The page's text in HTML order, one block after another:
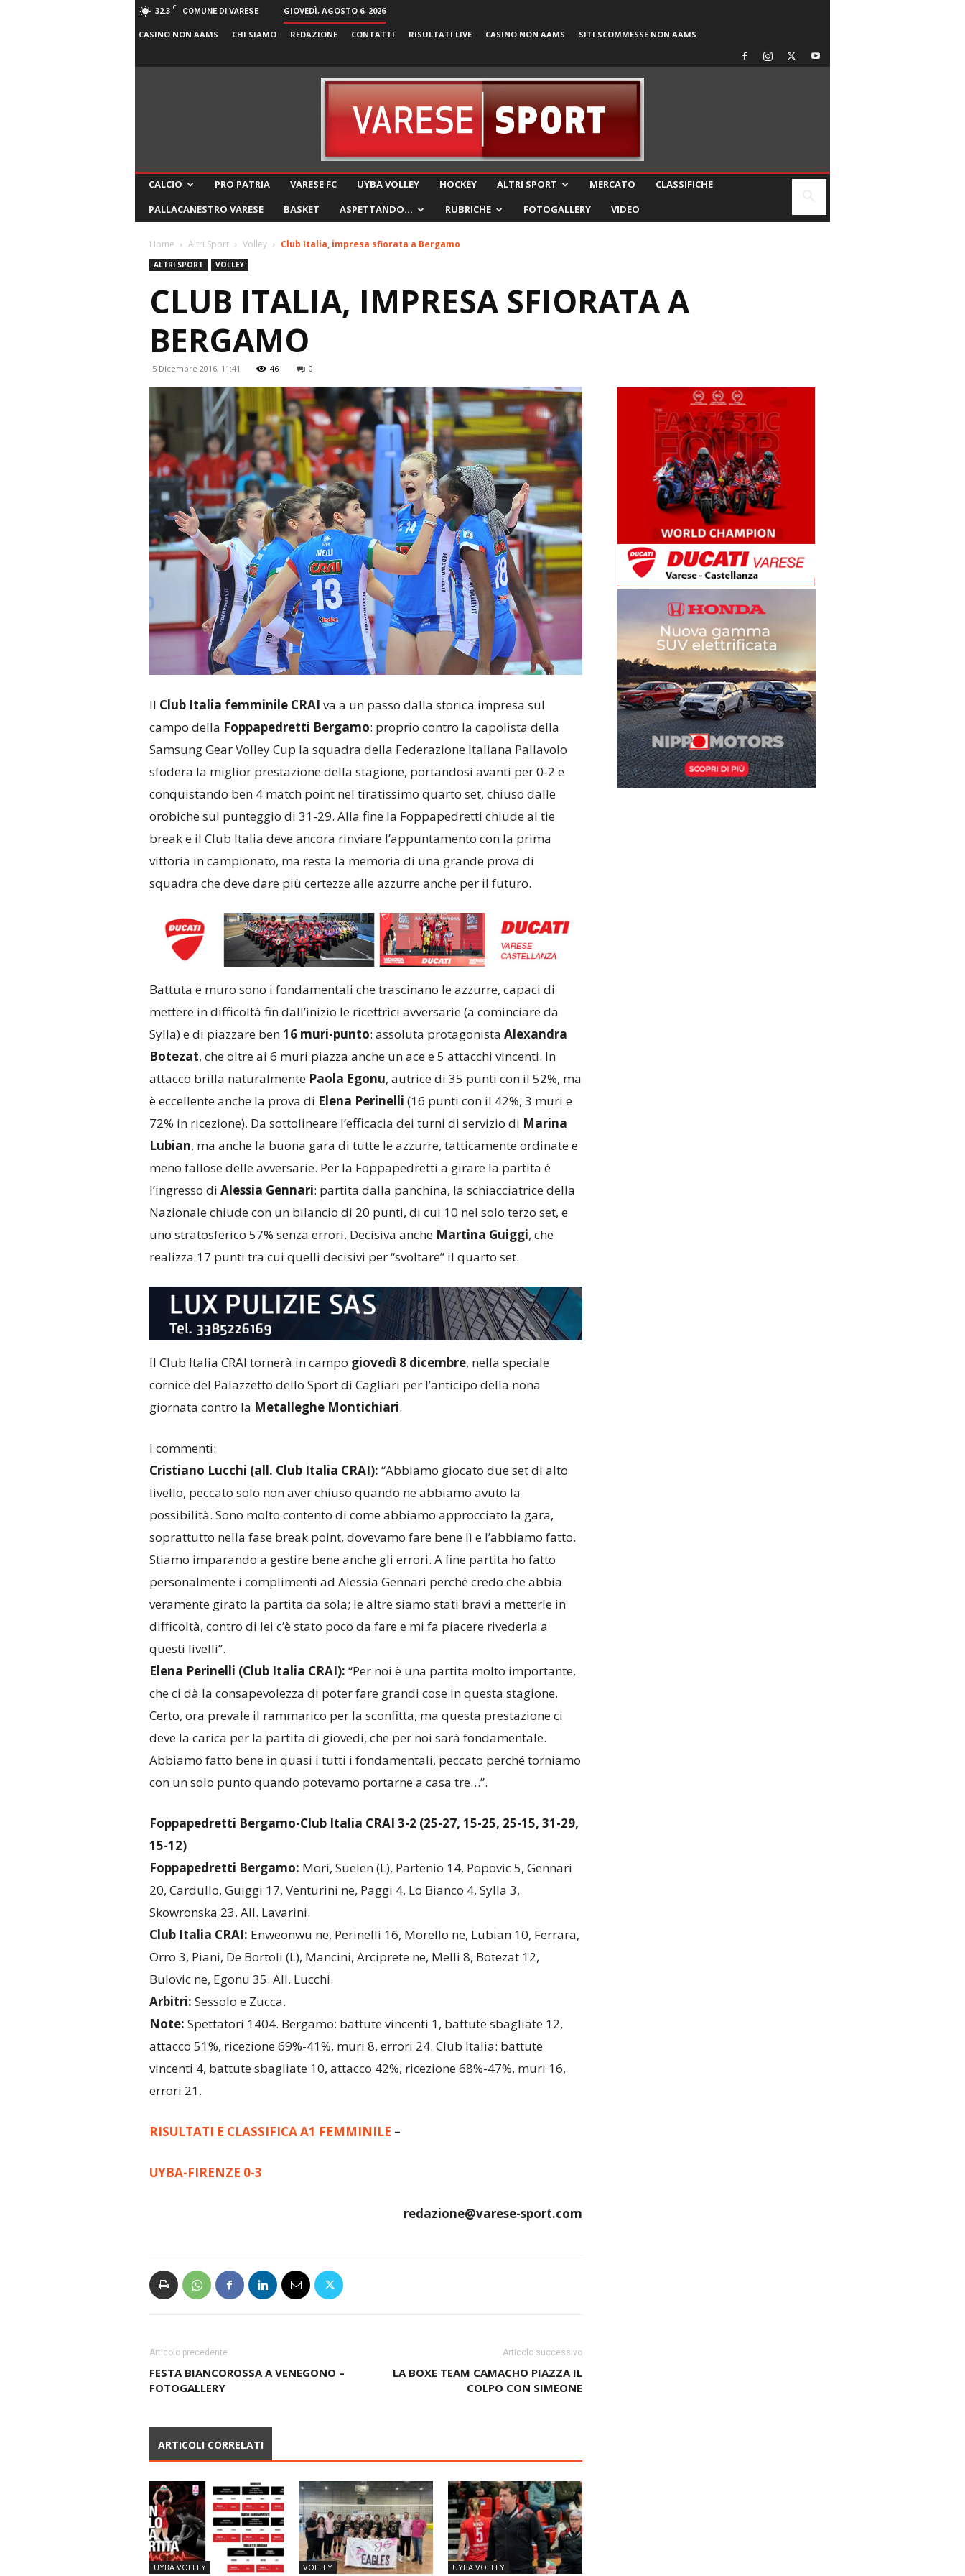
32.3 C COMUNE DI VARESE GIOVEDÌ, AGOSTO 6, 2026
CASINO NON AAMS CHI SIAMO REDAZIONE CONTATTI RISULTATI LIVE CASINO NON AAMS SITI SCOMMESSE NON AAMS
CALCIO PRO PATRIA VARESE FC UYBA VOLLEY HOCKEY ALTRI SPORT MERCATO
CLASSIFICHE
PALLACANESTRO VARESE
BASKET ASPETTANDO… RUBRICHE FOTOGALLERY VIDEO
Home Altri Sport Volley Club Italia, impresa sfiorata a Bergamo
ALTRI SPORT VOLLEY
CLUB ITALIA, IMPRESA SFIORATA A
BERGAMO
5 Dicembre 2016, 11:41 46 0
Il Club Italia femminile CRAI va a un passo dalla storica impresa sul
campo della Foppapedretti Bergamo: proprio contro la capolista della
Samsung Gear Volley Cup la squadra della Federazione Italiana Pallavolo
sfodera la miglior prestazione della stagione, portandosi avanti per 0-2 e
conquistando ben 4 match point nel tiratissimo quarto set, chiuso dalle
orobiche sul punteggio di 31-29. Alla fine la Foppapedretti chiude al tie
break e il Club Italia deve ancora rinviare l’appuntamento con la prima
vittoria in campionato, ma resta la memoria di una grande prova di
squadra che deve dare più certezze alle azzurre anche per il futuro.
Battuta e muro sono i fondamentali che trascinano le azzurre, capaci di
mettere in difficoltà fin dall’inizio le ricettrici avversarie (a cominciare da
Sylla) e di piazzare ben16 muri-punto: assoluta protagonista Alexandra
Botezat, che oltre ai 6 muri piazza anche un ace e 5 attacchi vincenti. In
attacco brilla naturalmente Paola Egonu, autrice di 35 punti con il 52%, ma
è eccellente anche la prova di Elena Perinelli (16 punti con il 42%, 3 muri e
72% in ricezione). Da sottolineare l’efficacia dei turni di servizio di Marina
Lubian, ma anche la buona gara di tutte le azzurre, tatticamente ordinate e
meno fallose delle avversarie. Per la Foppapedretti a girare la partita è
l’ingresso di Alessia Gennari: partita dalla panchina, la schiacciatrice della
Nazionale chiude con un bilancio di 20 punti, di cui 10 nel solo terzo set, e
uno stratosferico 57% senza errori. Decisiva anche Martina Guiggi, che
realizza 17 punti tra cui quelli decisivi per “svoltare” il quarto set.
Il Club Italia CRAI tornerà in campo giovedì 8 dicembre, nella speciale
cornice del Palazzetto dello Sport di Cagliari per l’anticipo della nona
giornata contro la Metalleghe Montichiari.
I commenti:
Cristiano Lucchi (all. Club Italia CRAI): “Abbiamo giocato due set di alto
livello, peccato solo non aver chiuso quando ne abbiamo avuto la
possibilità. Sono molto contento di come abbiamo approcciato la gara,
soprattutto nella fase break point, dovevamo fare bene lì e l’abbiamo fatto.
Stiamo imparando a gestire bene anche gli errori. A fine partita ho fatto
personalmente i complimenti ad Alessia Gennari perché credo che abbia
veramente girato la partita da sola; le altre siamo stati bravi a metterle in
difficoltà, contro di lei c’è stato poco da fare e mi fa piacere rivederla a
questi livelli”.
Elena Perinelli (Club Italia CRAI): “Per noi è una partita molto importante,
che ci dà la consapevolezza di poter fare grandi cose in questa stagione.
Certo, ora prevale il rammarico per la sconfitta, ma questa prestazione ci
deve la carica per la partita di giovedì, che per noi sarà fondamentale.
Abbiamo fatto bene in quasi i tutti i fondamentali, peccato perché torniamo
con un solo punto quando potevamo portarne a casa tre…”.
Foppapedretti Bergamo-Club Italia CRAI 3-2 (25-27, 15-25, 25-15, 31-29,
15-12)
Foppapedretti Bergamo: Mori, Suelen (L), Partenio 14, Popovic 5, Gennari
20, Cardullo, Guiggi 17, Venturini ne, Paggi 4, Lo Bianco 4, Sylla 3,
Skowronska 23. All. Lavarini.
Club Italia CRAI: Enweonwu ne, Perinelli 16, Morello ne, Lubian 10, Ferrara,
Orro 3, Piani, De Bortoli (L), Mancini, Arciprete ne, Melli 8, Botezat 12,
Bulovic ne, Egonu 35. All. Lucchi.
Arbitri: Sessolo e Zucca.
Note: Spettatori 1404. Bergamo: battute vincenti 1, battute sbagliate 12,
attacco 51%, ricezione 69%-41%, muri 8, errori 24. Club Italia: battute
vincenti 4, battute sbagliate 10, attacco 42%, ricezione 68%-47%, muri 16,
errori 21.
RISULTATI E CLASSIFICA A1 FEMMINILE –
UYBA-FIRENZE 0-3
redazione@varese-sport.com
Articolo precedente
FESTA BIANCOROSSA A VENEGONO –
FOTOGALLERY
Articolo successivo
LA BOXE TEAM CAMACHO PIAZZA IL
COLPO CON SIMEONE
ARTICOLI CORRELATI
UYBA VOLLEY VOLLEY UYBA VOLLEY